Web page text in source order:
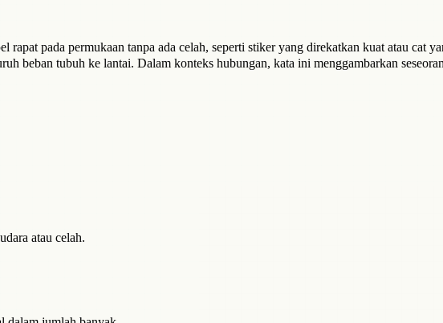
pada permukaan tanpa ada celah, seperti stiker yang direkatkan kuat atau cat
beban tubuh ke lantai. Dalam konteks hubungan, kata ini menggambarkan
atau celah.